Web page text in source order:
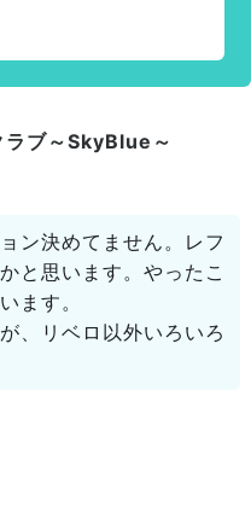
ラブ～SkyBlue～
ン決めてません。レフ
と思います。やったこ
ます。
、リベロ以外いろいろ